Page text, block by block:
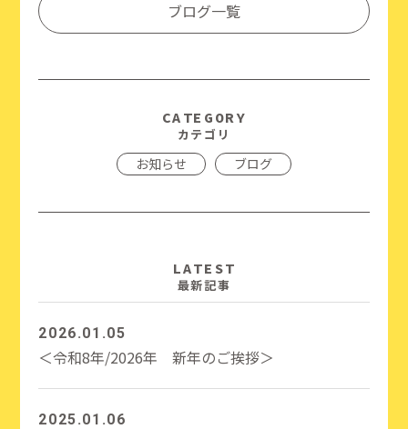
ブログ一覧
CATEGORY
カテゴリ
お知らせ ブログ
LATEST
最新記事
2026.01.05
＜令和8年/2026年 新年のご挨拶＞
2025.01.06